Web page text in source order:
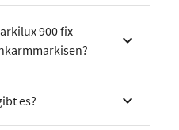
900 fix
es?